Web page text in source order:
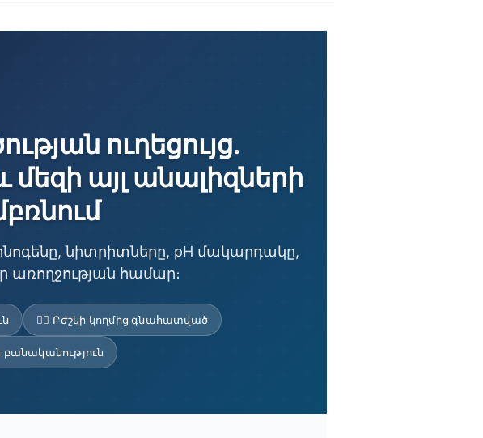
ուղեցույց.
այլ անալիզների
նիտրիտները, pH մակարդակը,
առողջության համար։
👨‍⚕️ Բժշկի կողմից գնահատված